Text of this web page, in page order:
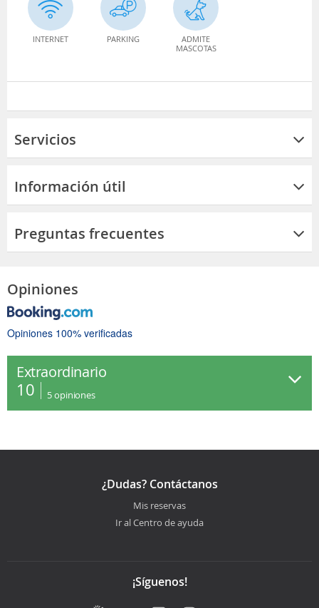
INTERNET PARKING
ADMITE
MASCOTAS
Servicios
Información útil
Preguntas frecuentes
Opiniones
Opiniones 100% verificadas
Extraordinario
10 5 opiniones
¿Dudas? Contáctanos
Mis reservas
Ir al Centro de ayuda
¡Síguenos!